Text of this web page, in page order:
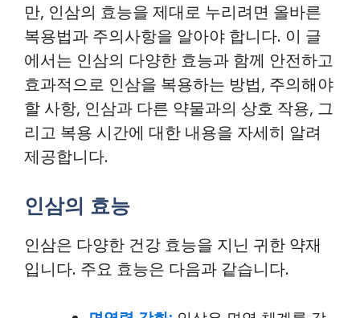
만, 인삼의 효능을 제대로 누리려면 올바른
복용법과 주의사항을 알아야 합니다. 이 글
에서는 인삼의 다양한 효능과 함께 안전하고
효과적으로 인삼을 복용하는 방법, 주의해야
할 사항, 인삼과 다른 약물과의 상호 작용, 그
리고 복용 시간에 대한 내용을 자세히 알려
제공합니다.
인삼의 효능
인삼은 다양한 건강 효능을 지닌 귀한 약재
입니다. 주요 효능은 다음과 같습니다.